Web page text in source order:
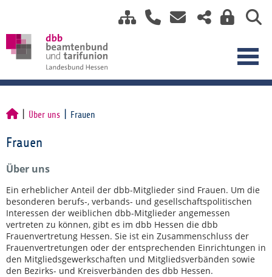
Über uns Frauen
Frauen
Über uns
Ein erheblicher Anteil der dbb-Mitglieder sind Frauen. Um die
besonderen berufs-, verbands- und gesellschaftspolitischen
Interessen der weiblichen dbb-Mitglieder angemessen
vertreten zu können, gibt es im dbb Hessen die dbb
Frauenvertretung Hessen. Sie ist ein Zusammenschluss der
Frauenvertretungen oder der entsprechenden Einrichtungen in
den Mitgliedsgewerkschaften und Mitgliedsverbänden sowie
den Bezirks- und Kreisverbänden des dbb Hessen.